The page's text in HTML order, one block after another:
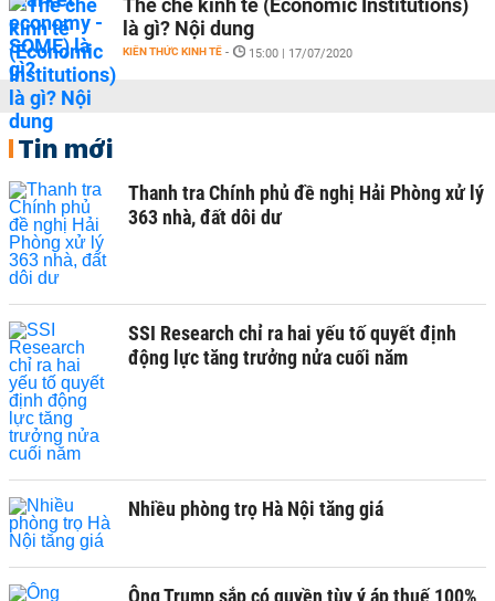
Thể chế kinh tế (Economic Institutions)
là gì? Nội dung
KIẾN THỨC KINH TẾ - 15:00 | 17/07/2020
Tin mới
Thanh tra Chính phủ đề nghị Hải Phòng xử lý
363 nhà, đất dôi dư
SSI Research chỉ ra hai yếu tố quyết định
động lực tăng trưởng nửa cuối năm
Nhiều phòng trọ Hà Nội tăng giá
Ông Trump sắp có quyền tùy ý áp thuế 100%